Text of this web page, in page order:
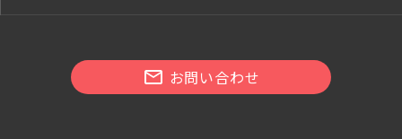
お問い合わせ